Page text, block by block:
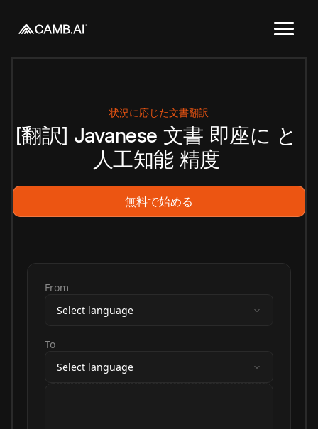
状況に応じた文書翻訳
[翻訳] Javanese 文書 即座に と
人工知能 精度
無料で始める
From
Select language
To
Select language